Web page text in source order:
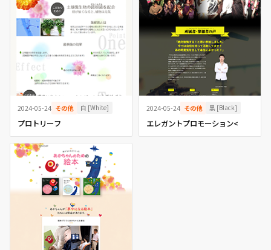
2024-05-24 その他 白 [White]
プロトリーフ
2024-05-24 その他 黒 [Black]
エレガントプロモーション<